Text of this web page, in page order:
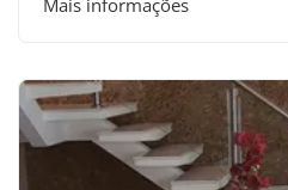
Mais informações